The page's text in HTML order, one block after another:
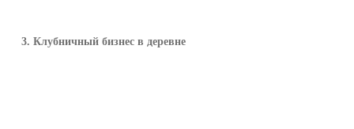
3. Клубничный бизнес в деревне